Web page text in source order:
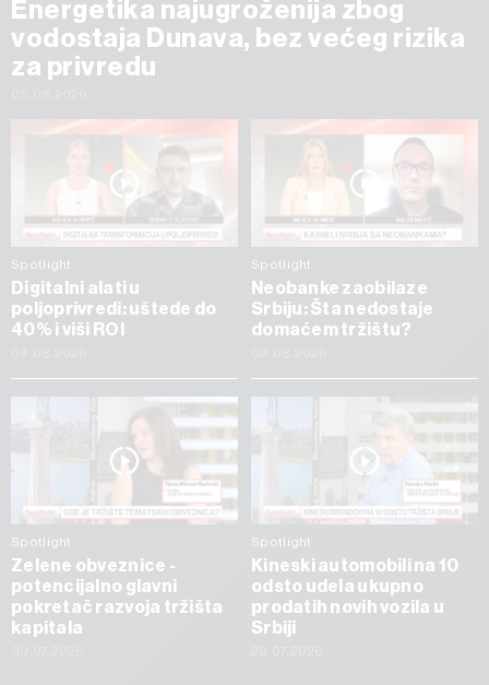
Energetika najugroženija zbog
vodostaja Dunava, bez većeg rizika
za privredu
Spotlight
Digitalni alati u
poljoprivredi: uštede do
40% i viši ROI
Spotlight
Neobanke zaobilaze
Srbiju: Šta nedostaje
domaćem tržištu?
Spotlight
Zelene obveznice -
potencijalno glavni
pokretač razvoja tržišta
kapitala
Spotlight
Kineski automobili na 10
odsto udela ukupno
prodatih novih vozila u
Srbiji